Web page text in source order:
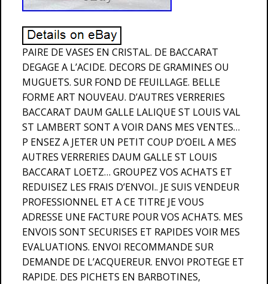
PAIRE DE VASES EN CRISTAL. DE BACCARAT
DEGAGE A L’ACIDE. DECORS DE GRAMINES OU
MUGUETS. SUR FOND DE FEUILLAGE. BELLE
FORME ART NOUVEAU. D’AUTRES VERRERIES
BACCARAT DAUM GALLE LALIQUE ST LOUIS VAL
ST LAMBERT SONT A VOIR DANS MES VENTES…
P ENSEZ A JETER UN PETIT COUP D’OEIL A MES
AUTRES VERRERIES DAUM GALLE ST LOUIS
BACCARAT LOETZ… GROUPEZ VOS ACHATS ET
REDUISEZ LES FRAIS D’ENVOI.. JE SUIS VENDEUR
PROFESSIONNEL ET A CE TITRE JE VOUS
ADRESSE UNE FACTURE POUR VOS ACHATS. MES
ENVOIS SONT SECURISES ET RAPIDES VOIR MES
EVALUATIONS. ENVOI RECOMMANDE SUR
DEMANDE DE L’ACQUEREUR. ENVOI PROTEGE ET
RAPIDE. DES PICHETS EN BARBOTINES,